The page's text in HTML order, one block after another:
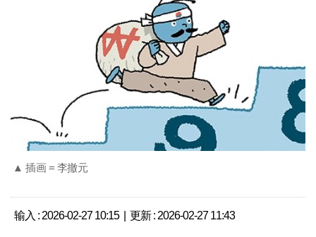
▲ 插画 = 李撤元
输入 : 2026-02-27 10:15 | 更新 : 2026-02-27 11:43